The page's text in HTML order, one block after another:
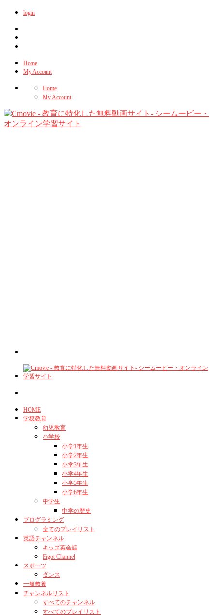
login
Home
My Account
Home
My Account
HOME
学校教育
幼児教育
小学校
小学1年生
小学2年生
小学3年生
小学4年生
小学5年生
小学6年生
中学生
中学の歴史
プログラミング
全てのプレイリスト
英語チャンネル
キッズ英会話
Eigot Channel
スポーツ
ダンス
一般教養
チャンネルリスト
すべてのチャンネル
すべてのプレイリスト